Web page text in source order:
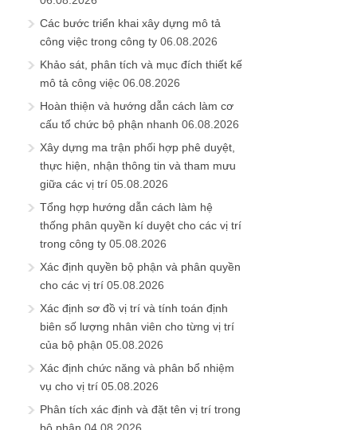
Các bước triển khai xây dựng mô tả
công việc trong công ty 06.08.2026
Khảo sát, phân tích và mục đích thiết kế
mô tả công việc 06.08.2026
Hoàn thiện và hướng dẫn cách làm cơ
cấu tổ chức bộ phận nhanh 06.08.2026
Xây dựng ma trận phối hợp phê duyệt,
thực hiện, nhận thông tin và tham mưu
giữa các vị trí 05.08.2026
Tổng hợp hướng dẫn cách làm hệ
thống phân quyền kí duyệt cho các vị trí
trong công ty 05.08.2026
Xác định quyền bộ phận và phân quyền
cho các vị trí 05.08.2026
Xác định sơ đồ vị trí và tính toán định
biên số lượng nhân viên cho từng vị trí
của bộ phận 05.08.2026
Xác định chức năng và phân bổ nhiệm
vụ cho vị trí 05.08.2026
Phân tích xác định và đặt tên vị trí trong